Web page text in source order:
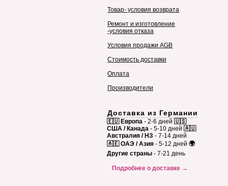
Товар- условия возврата
Ремонт и изготовление
-условия отказа
Условия продажи AGB
Стоимость доставки
Оплата
Производители
Доставка из Германии
🇪🇺 Европа - 2-6 дней 🇺🇸
США / Канада - 5-10 дней 🇦🇺
Австралия / НЗ - 7-14 дней
🇦🇪 ОАЭ / Азия - 5-12 дней 🌍
Другие страны - 7-21 день
Подробнее о доставке →